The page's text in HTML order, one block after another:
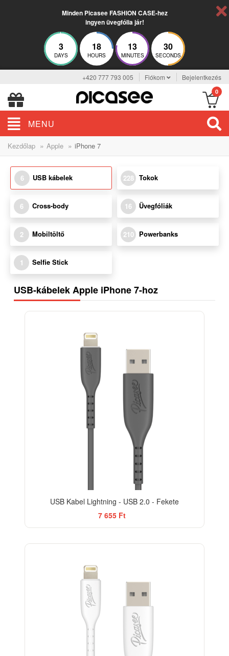
Minden Picasee FASHION CASE-hez
ingyen üvegfólia jár!
3
DAYS
18
HOURS
13
MINUTES
29
SECONDS
+420 777 793 005 Fiókom Bejelentkezés
0
MENU
Kezdőlap » Apple » iPhone 7
6 USB kábelek 228 Tokok
6 Cross-body 16 Üvegfóliák
2 Mobiltöltő 210 Powerbanks
1 Selfie Stick
USB-kábelek Apple iPhone 7-hoz
USB Kabel Lightning - USB 2.0 - Fekete
7 655 Ft